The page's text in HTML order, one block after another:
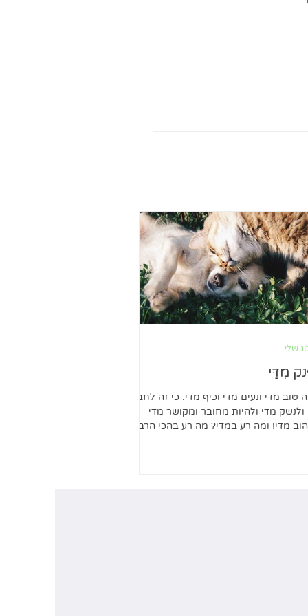
מִדַּי
טוב מדי ונעים מדי וכיף מדי. כי זה לחבק
ולנשק מדי ולהיות מחובר ומקושר מדי
מדי! ומה רע במִדַּי? מה רע בהכי הרבה
שלי